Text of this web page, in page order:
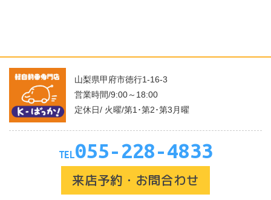
山梨県甲府市徳行1-16-3
営業時間/9:00～18:00
定休日/ 火曜/第1･第2･第3月曜
TEL 055-228-4833
来店予約・お問合わせ